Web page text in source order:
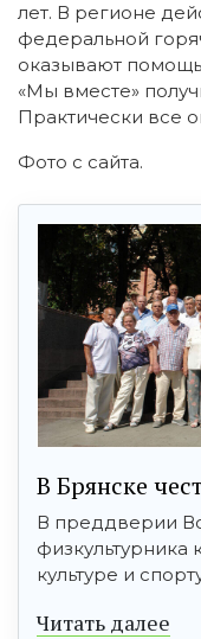
лет. В регионе
федеральной
оказывают
«Мы вместе»
Практически все
Фото с сайта.
В Брянске
В преддверии
физкультурника
культуре и
Читать далее